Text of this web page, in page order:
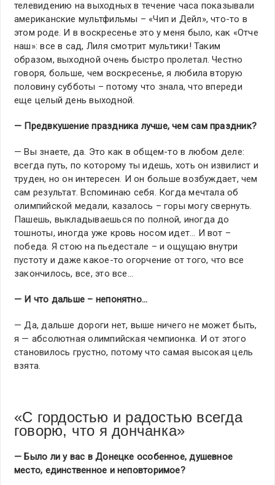
телевидению на выходных в течение часа показывали
американские мультфильмы – «Чип и Дейл», что-то в
этом роде. И в воскресенье это у меня было, как «Отче
наш»: все в сад, Лиля смотрит мультики! Таким
образом, выходной очень быстро пролетал. Честно
говоря, больше, чем воскресенье, я любила вторую
половину субботы – потому что знала, что впереди
еще целый день выходной.
— Предвкушение праздника лучше, чем сам праздник?
— Вы знаете, да. Это как в общем-то в любом деле:
всегда путь, по которому ты идешь, хоть он извилист и
труден, но он интересен. И он больше возбуждает, чем
сам результат. Вспоминаю себя. Когда мечтала об
олимпийской медали, казалось – горы могу свернуть.
Пашешь, выкладываешься по полной, иногда до
тошноты, иногда уже кровь носом идет… И вот –
победа. Я стою на пьедестале – и ощущаю внутри
пустоту и даже какое-то огорчение от того, что все
закончилось, все, это все…
— И что дальше – непонятно…
— Да, дальше дороги нет, выше ничего не может быть,
я — абсолютная олимпийская чемпионка. И от этого
становилось грустно, потому что самая высокая цель
взята.
«С гордостью и радостью всегда
говорю, что я дончанка»
— Было ли у вас в Донецке особенное, душевное
место, единственное и неповторимое?